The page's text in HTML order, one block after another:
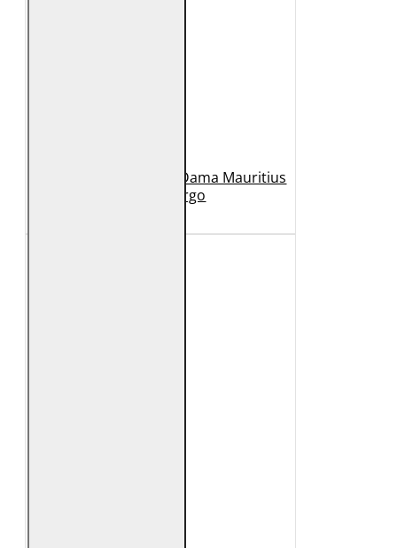
Geaca Lunga de Piele Dama Mauritius
Bej GWMargo